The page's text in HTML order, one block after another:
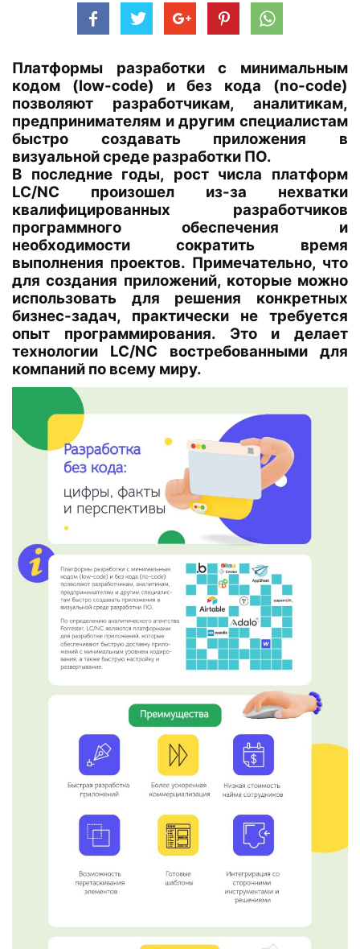
Платформы разработки с минимальным
кодом (low-code) и без кода (no-code)
позволяют разработчикам, аналитикам,
предпринимателям и другим специалистам
быстро создавать приложения в
визуальной среде разработки ПО.
В последние годы, рост числа платформ
LC/NC произошел из-за нехватки
квалифицированных разработчиков
программного обеспечения и
необходимости сократить время
выполнения проектов. Примечательно, что
для создания приложений, которые можно
использовать для решения конкретных
бизнес-задач, практически не требуется
опыт программирования. Это и делает
технологии LC/NC востребованными для
компаний по всему миру.